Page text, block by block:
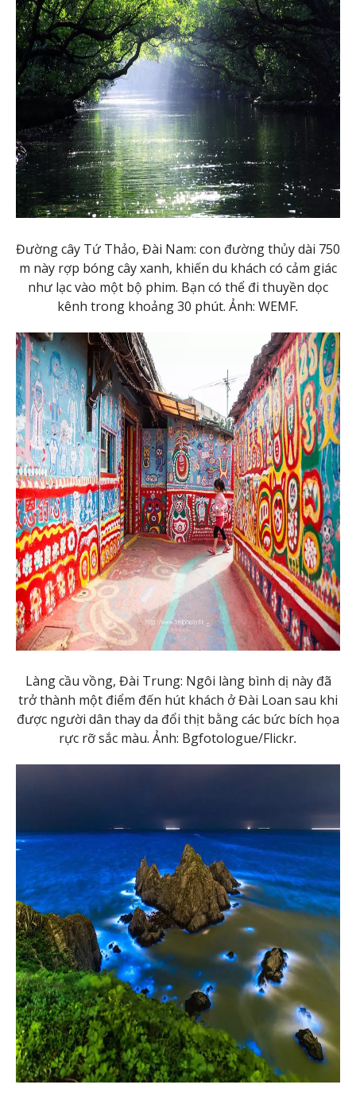
Đường cây Tứ Thảo, Đài Nam: con đường thủy dài 750
m này rợp bóng cây xanh, khiến du khách có cảm giác
như lạc vào một bộ phim. Bạn có thể đi thuyền dọc
kênh trong khoảng 30 phút. Ảnh: WEMF.
Làng cầu vồng, Đài Trung: Ngôi làng bình dị này đã
trở thành một điểm đến hút khách ở Đài Loan sau khi
được người dân thay da đổi thịt bằng các bức bích họa
rực rỡ sắc màu. Ảnh: Bgfotologue/Flickr.